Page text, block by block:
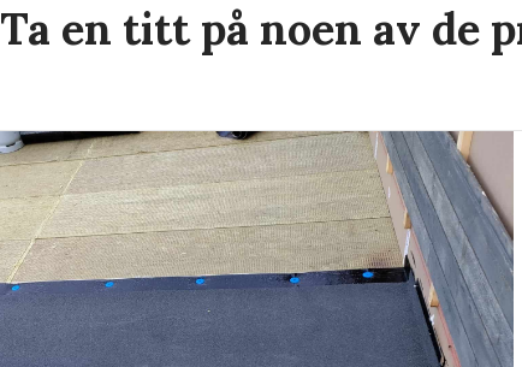
Ta en titt på noen av de